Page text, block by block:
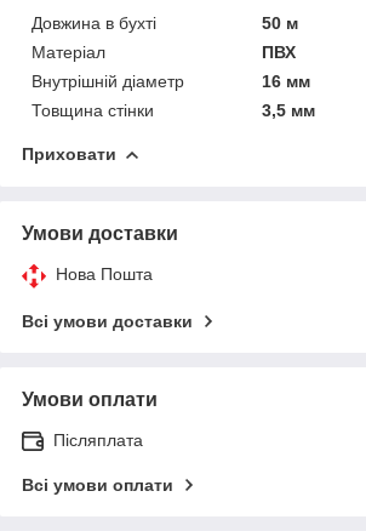
Довжина в бухті
50 м
Матеріал
ПВХ
Внутрішній діаметр
16 мм
Товщина стінки
3,5 мм
Приховати
Умови доставки
Нова Пошта
Всі умови доставки
Умови оплати
Післяплата
Всі умови оплати